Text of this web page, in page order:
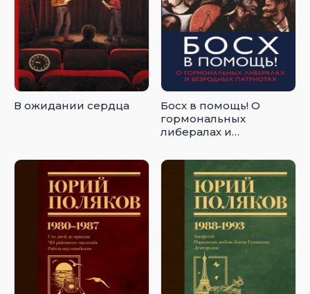
В ожидании сердца
Босх в помощь! О
гормональных
либералах и